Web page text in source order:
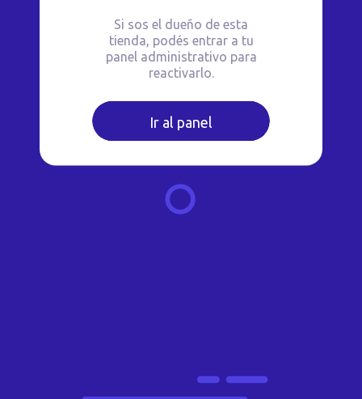
Si sos el dueño de esta
tienda, podés entrar a tu
panel administrativo para
reactivarlo.
Ir al panel